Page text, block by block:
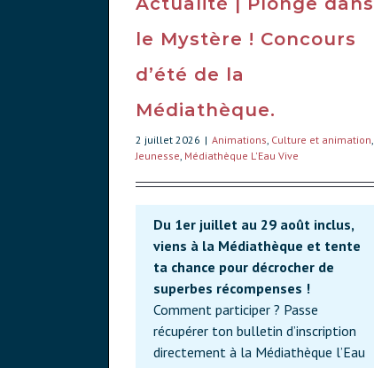
le Mystère ! Concours
d’été de la
Médiathèque.
2 juillet 2026 | Animations, Culture et animation,
Jeunesse, Médiathèque L'Eau Vive
Du 1er juillet au 29 août inclus,
viens à la Médiathèque et tente
ta chance pour décrocher de
superbes récompenses !
Comment participer ? Passe
récupérer ton bulletin d’inscription
directement à la Médiathèque l’Eau